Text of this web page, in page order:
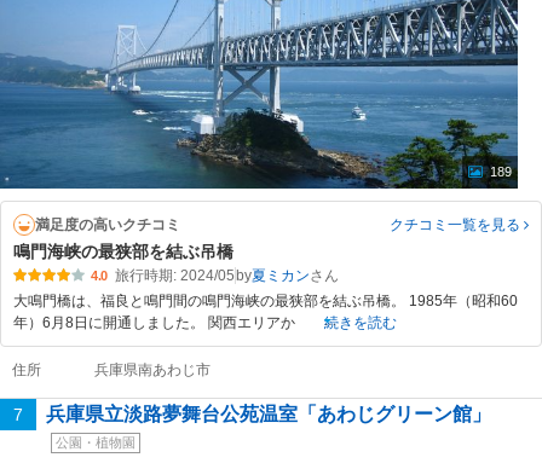
189
満足度の高いクチコミ クチコミ一覧を見る
鳴門海峡の最狭部を結ぶ吊橋
4.0 旅行時期: 2024/05 by夏ミカン
大鳴門橋は、福良と鳴門間の鳴門海峡の最狭部を結ぶ吊橋。 1985年（昭和60
年）6月8日に開通しました。 関西エリアか
続きを読む
住所 兵庫県南あわじ市
7 兵庫県立淡路夢舞台公苑温室「あわじグリーン館」
公園・植物園